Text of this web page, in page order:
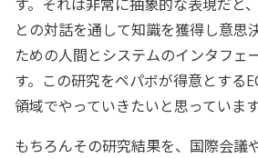
す。それは非常に抽象的な表現だと
との対話を通して知識を獲得し意思
ための人間とシステムのインタフェ
す。この研究をペパボが得意とする
領域でやっていきたいと思っています
もちろんその研究結果を、国際会議